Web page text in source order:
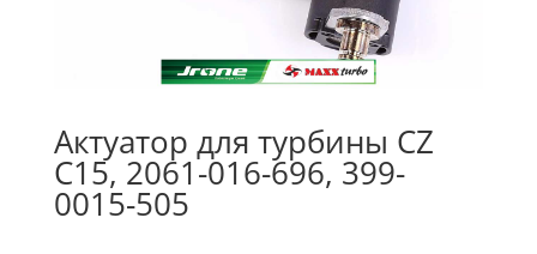
Актуатор для турбины CZ
C15, 2061-016-696, 399-
0015-505